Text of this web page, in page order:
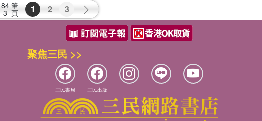
84 筆
3 頁 1 2 3
聚焦三民 >>
三民書局 三民出版